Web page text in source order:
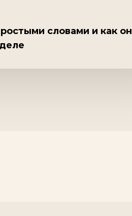
словами и как он